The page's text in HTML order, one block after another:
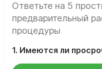
Ответьте на 5
предварительный
процедуры
1. Имеются ли